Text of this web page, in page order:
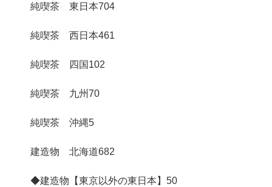
純喫茶 東日本704
純喫茶 西日本461
純喫茶 四国 102
純喫茶 九州70
純喫茶 沖縄5
建造物 北海道682
◆建造物【東京以外の東日本】 50